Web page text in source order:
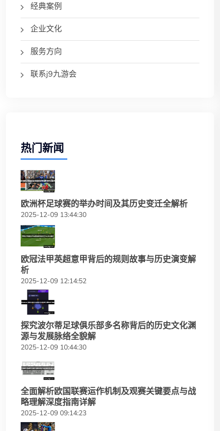
经典案例
企业文化
服务方向
联系j9九游会
热门新闻
欧洲杯足球赛的举办时间及其历史变迁全解析
2025-12-09 13:44:30
欧冠法甲英超意甲背后的规则故事与历史演变解
析
2025-12-09 12:14:52
探究波尔蒂足球俱乐部多名称背后的历史文化渊
源与发展脉络全貌解
2025-12-09 10:44:30
全面解析欧国联赛运作机制及观赛关键要点与战
略理解深度指南详解
2025-12-09 09:14:23